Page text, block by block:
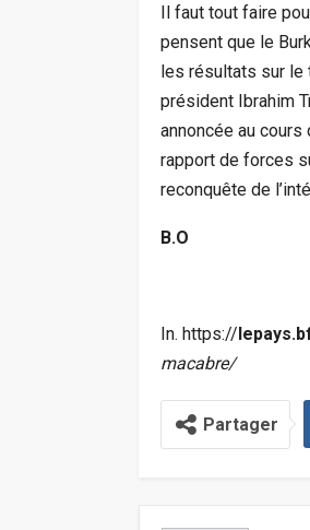
Il faut tout faire
pensent que le
les résultats sur le
président Ibrahim
annoncée au cours
rapport de forces
reconquête de
B.O
In. https://
macabre/
Partager